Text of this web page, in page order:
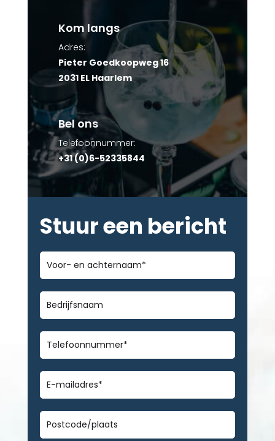
Kom langs
Adres:
Pieter Goedkoopweg 16
2031 EL Haarlem
Bel ons
Telefoonnummer:
+31 (0)6-52335844
Stuur een bericht
Voor-
en
achternaam*
Bedrijfsnaam
Telefoonnummer*
E-
mailadres*
Geen
titel